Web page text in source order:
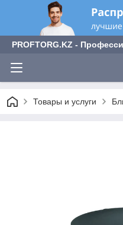
PROFTORG.KZ -
Товары и услуги